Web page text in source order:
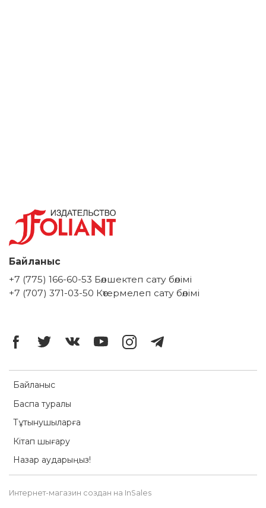
Байланыс
Баспа туралы
Тұтынушыларға
Кітап шығару
Назар аударыңыз!
Байланыс
+7 (775) 166-60-53 Бөлшектеп сату бөлімі
+7 (707) 371-03-50 Көтермелеп сату бөлімі
Интернет-магазин создан на InSales